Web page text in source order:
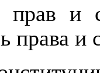
прав и
права и